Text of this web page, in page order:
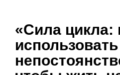
«Сила цикла:
использовать